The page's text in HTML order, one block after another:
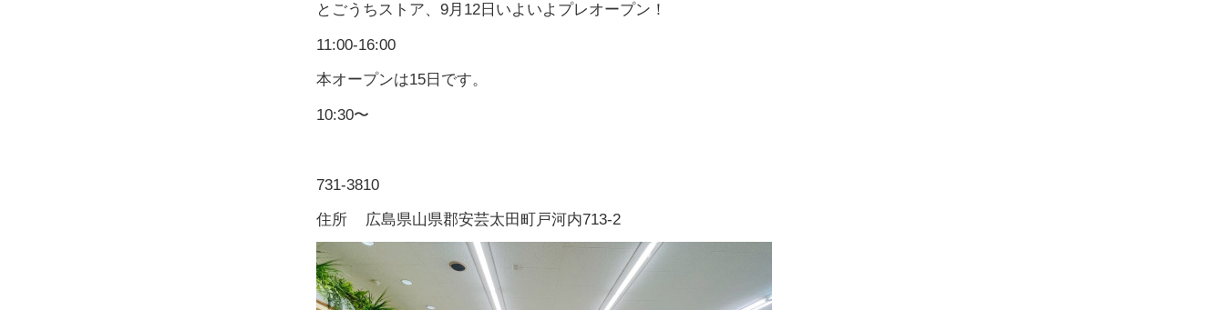
とごうちストア、9月12日いよいよプレオープン！
11:00-16:00
本オープンは15日です。
10:30〜
731-3810
住所 広島県山県郡安芸太田町戸河内713-2